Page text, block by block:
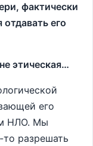
фактически
его
этическая…
его
НЛО. Мы
разрешать